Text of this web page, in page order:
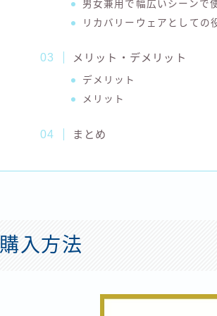
男女兼用で幅広いシーンで
リカバリーウェアとしての
メリット・デメリット
デメリット
メリット
まとめ
購入方法